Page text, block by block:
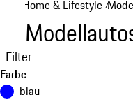
Home & Lifestyle /
Filter
Farbe
blau